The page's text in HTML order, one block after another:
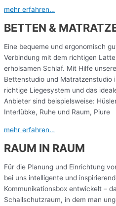
mehr erfahren…
BETTEN &
Eine bequeme und ergonomisch
Verbindung mit dem richtigen
erholsamen Schlaf. Mit Hilfe
Bettenstudio und Matratzenstudio
richtige Liegesystem und das
Anbieter sind beispielsweise:
Interlübke, Ruhe und Raum, Piure
mehr erfahren…
RAUM IN RAUM
Für die Planung und Einrichtung
bei uns intelligente und
Kommunikationsbox entwickelt –
Schallschutzraum, in dem man